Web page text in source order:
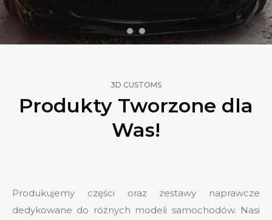
3D CUSTOMS
Produkty Tworzone dla
Was!
Produkujemy części oraz zestawy naprawcze
dedykowane do różnych modeli samochodów. Nasi